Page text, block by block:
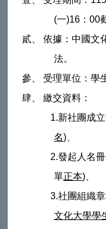
(一)16 ：00
貳、 依據：中國文
法。
參、 受理單位：學
肆、 繳交資料：
1.新社團成
名)
2.發起人名冊
單正本)
3.社團組織
文化大學學